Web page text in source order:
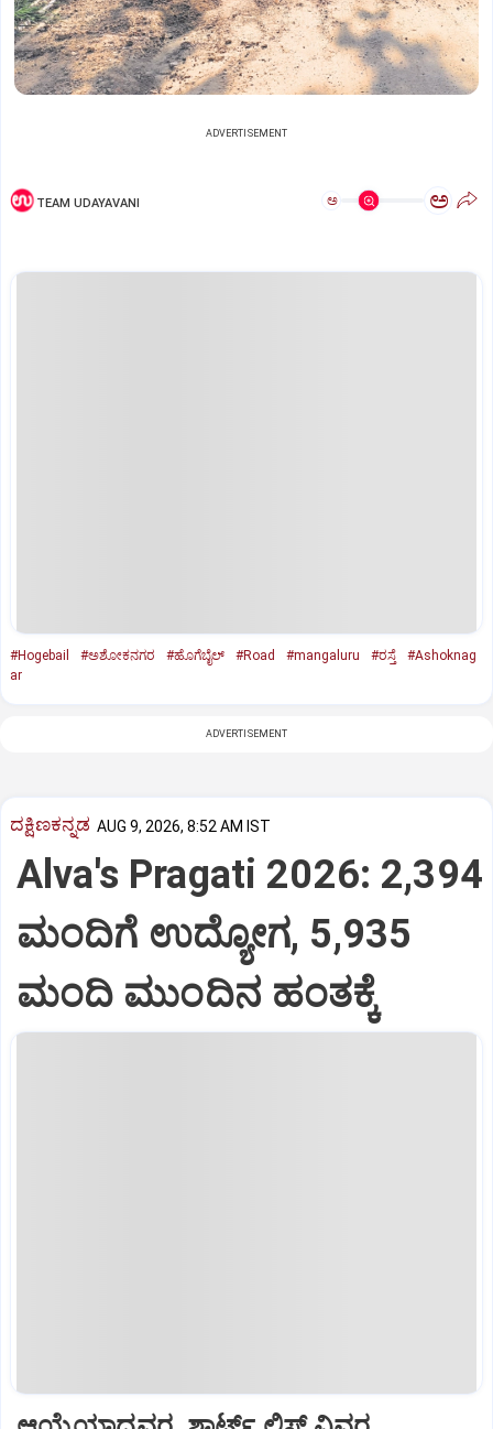
ADVERTISEMENT
TEAM UDAYAVANI ಅ ಅ
#Hogebail #ಅಶೋಕನಗರ #ಹೊಗೆಬೈಲ್‌ #Road #mangaluru #ರಸ್ತೆ
#Ashoknag
ar
ADVERTISEMENT
ದಕ್ಷಿಣಕನ್ನಡ AUG 9, 2026, 8:52 AM IST
Alva's Pragati 2026: 2,394
ಮಂದಿಗೆ ಉದ್ಯೋಗ, 5,935
ಮಂದಿ ಮುಂದಿನ ಹಂತಕ್ಕೆ